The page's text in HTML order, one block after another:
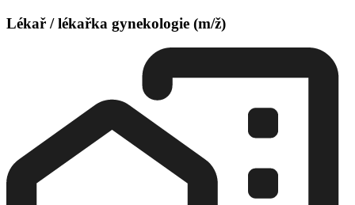
Lékař / lékařka gynekologie (m/ž)